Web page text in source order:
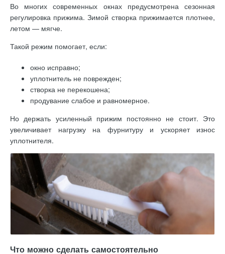
Во многих современных окнах предусмотрена сезонная
регулировка прижима. Зимой створка прижимается плотнее,
летом — мягче.
Такой режим помогает, если:
окно исправно;
уплотнитель не поврежден;
створка не перекошена;
продувание слабое и равномерное.
Но держать усиленный прижим постоянно не стоит. Это
увеличивает нагрузку на фурнитуру и ускоряет износ
уплотнителя.
Что можно сделать самостоятельно